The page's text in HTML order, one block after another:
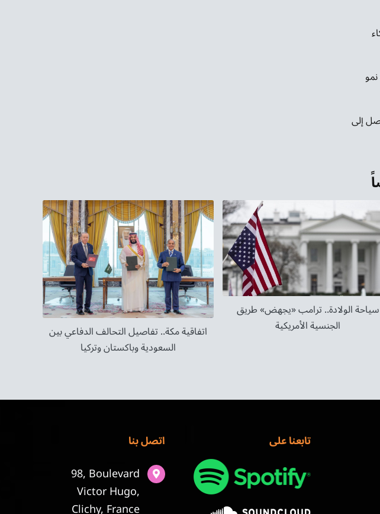
نمو
سوق الأمن في فرنسا نموا بنسبة 6,4% في عام 2024، ليصل إلى
سياحة الولادة.. ترامب «يجهض» طريق
الجنسية الأمريكية اتفاقية مكة.. تفاصيل التحالف الدفاعي بين
السعودية وباكستان وتركيا
تابعنا على اتصل بنا
98, Boulevard
Victor Hugo,
Clichy, France